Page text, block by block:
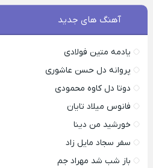
آهنگ های جدید
یادمه متین فولادی
پروانه دل حسن عاشوری
دوتا دل کاوه محمودی
فانوس میلاد تایان
خورشید من دینا
سفر سجاد مایل زاد
باز شب شد مهراد جم